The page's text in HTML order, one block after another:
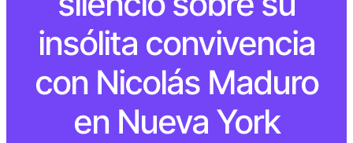
insólita convivencia
con Nicolás Maduro
en Nueva York